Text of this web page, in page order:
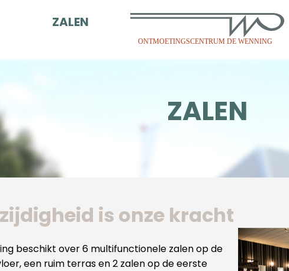
ZALEN
ONTMOETINGSCENTRUM DE WENNING
ZALEN
is onze kracht
beschikt over 6 multifunctionele zalen op de
een ruim terras en 2 zalen op de eerste